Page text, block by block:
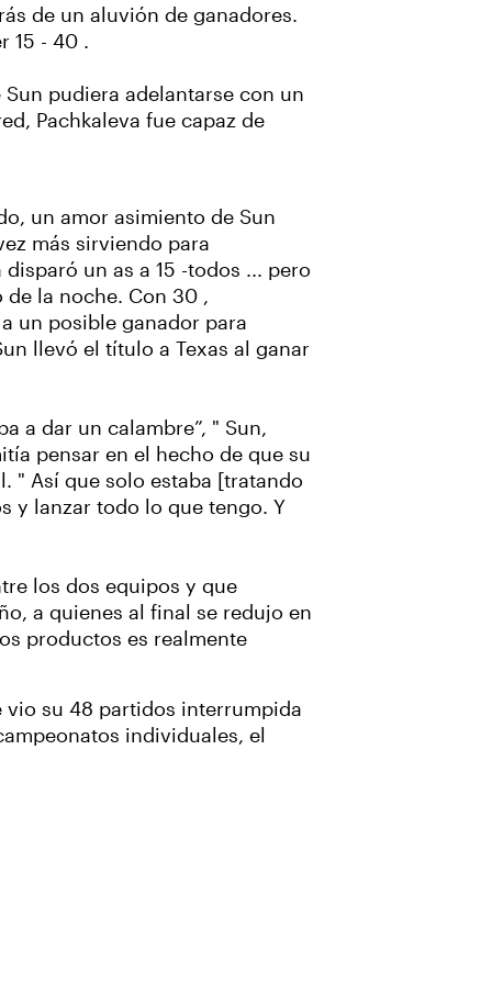
de un aluvión de ganadores.
15 - 40 .
pudiera adelantarse con un
Pachkaleva fue capaz de
un amor asimiento de Sun
más sirviendo para
un as a 15 -todos ... pero
la noche. Con 30 ,
un posible ganador para
llevó el título a Texas al ganar
a dar un calambre”, " Sun,
pensar en el hecho de que su
" Así que solo estaba [tratando
y lanzar todo lo que tengo. Y
los dos equipos y que
a quienes al final se redujo en
productos es realmente
vio su 48 partidos interrumpida
individuales, el